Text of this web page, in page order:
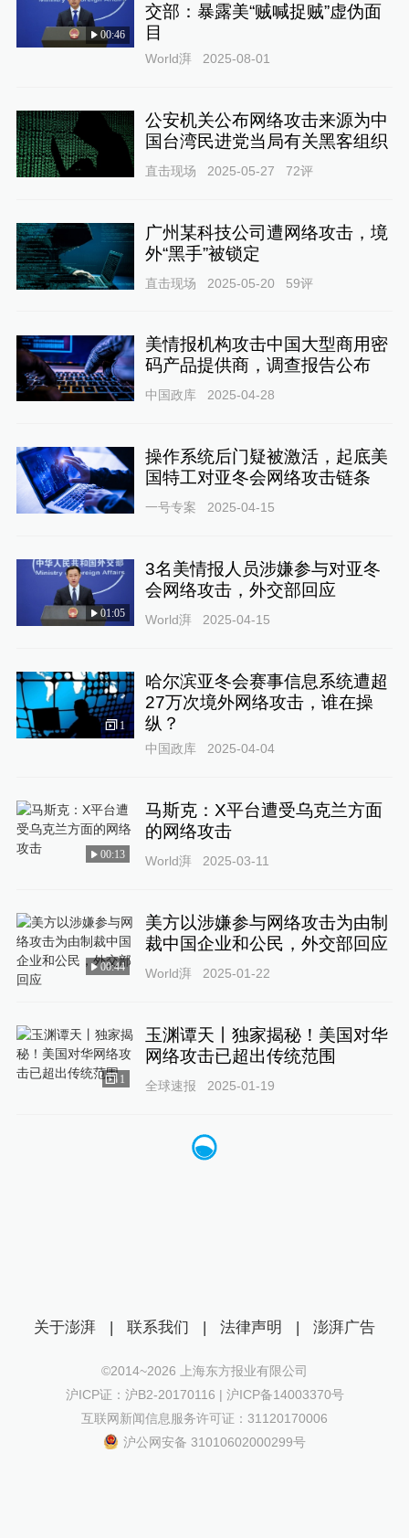
00:46
交部：暴露美“贼喊捉贼”虚伪面
目
World湃 2025-08-01
公安机关公布网络攻击来源为中
国台湾民进党当局有关黑客组织
直击现场 2025-05-27 72评
广州某科技公司遭网络攻击，境
外“黑手”被锁定
直击现场 2025-05-20 59评
美情报机构攻击中国大型商用密
码产品提供商，调查报告公布
中国政库 2025-04-28
操作系统后门疑被激活，起底美
国特工对亚冬会网络攻击链条
一号专案 2025-04-15
01:05
3名美情报人员涉嫌参与对亚冬
会网络攻击，外交部回应
World湃 2025-04-15
1
哈尔滨亚冬会赛事信息系统遭超
27万次境外网络攻击，谁在操
纵？
中国政库 2025-04-04
00:13
马斯克：X平台遭受乌克兰方面
的网络攻击
World湃 2025-03-11
00:44
美方以涉嫌参与网络攻击为由制
裁中国企业和公民，外交部回应
World湃 2025-01-22
1
玉渊谭天丨独家揭秘！美国对华
网络攻击已超出传统范围
全球速报 2025-01-19
关于澎湃 | 联系我们 | 法律声明 | 澎湃广告
©2014~2026 上海东方报业有限公司
沪ICP证：沪B2-20170116 | 沪ICP备14003370号
互联网新闻信息服务许可证：31120170006
沪公网安备 31010602000299号